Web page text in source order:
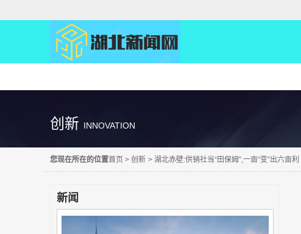
创新 INNOVATION
您现在所在的位置首页 > 创新 > 湖北赤壁:供销社当“田保姆”,一亩“变”出六亩利
新闻